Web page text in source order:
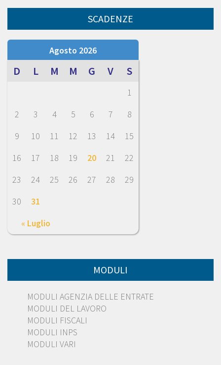
SCADENZE
Agosto 2026
D L M M G V S
« Luglio
1
2
3 4 5 6 7
8
9
10 11 12 13 14
15
16
17 18 19 20 21
22
23
24 25 26 27 28
29
30
31
MODULI
MODULI AGENZIA DELLE ENTRATE
MODULI DEL LAVORO
MODULI FISCALI
MODULI INPS
MODULI VARI